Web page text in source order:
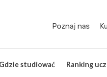
Poznaj nas
Gdzie studiować Ranking